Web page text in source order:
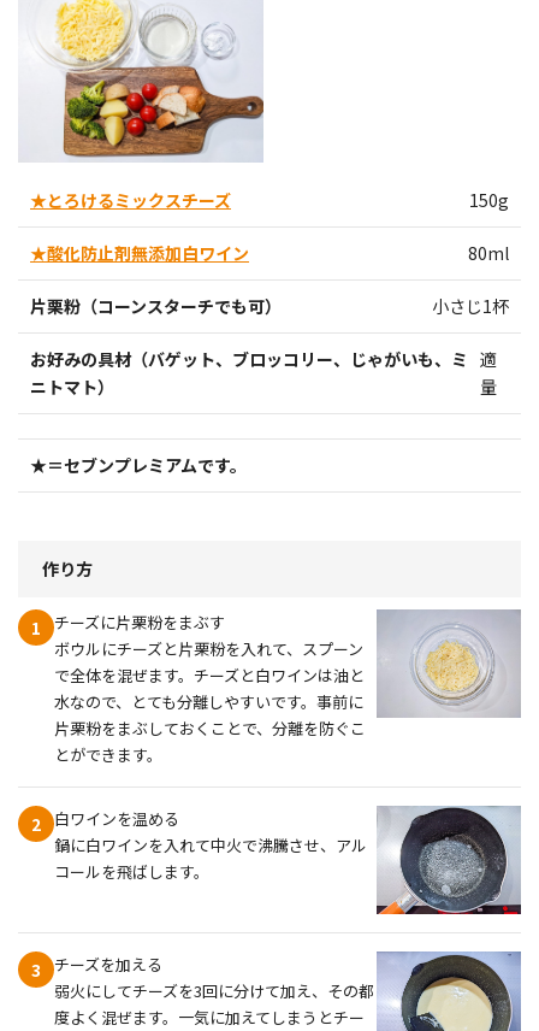
★とろけるミックスチーズ 150g
★酸化防止剤無添加白ワイン 80ml
片栗粉（コーンスターチでも可） 小さじ1杯
お好みの具材（バゲット、ブロッコリー、じゃがいも、ミ
ニトマト）
適
量
★＝セブンプレミアムです。
作り方
1
チーズに片栗粉をまぶす
ボウルにチーズと片栗粉を入れて、スプーン
で全体を混ぜます。チーズと白ワインは油と
水なので、とても分離しやすいです。事前に
片栗粉をまぶしておくことで、分離を防ぐこ
とができます。
2
白ワインを温める
鍋に白ワインを入れて中火で沸騰させ、アル
コールを飛ばします。
3
チーズを加える
弱火にしてチーズを3回に分けて加え、その都
度よく混ぜます。一気に加えてしまうとチー